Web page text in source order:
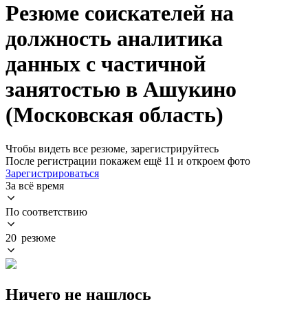
Резюме соискателей на
должность аналитика
данных с частичной
занятостью в Ашукино
(Московская область)
Чтобы видеть все резюме, зарегистрируйтесь
После регистрации покажем ещё 11 и откроем фото
Зарегистрироваться
За всё время
По соответствию
20 резюме
Ничего не нашлось